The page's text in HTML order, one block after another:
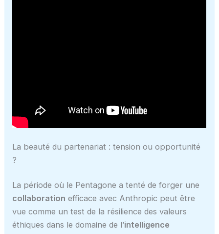
La beauté du partenariat : tension ou opportunité
?
La période où le Pentagone a tenté de forger une
collaboration efficace avec Anthropic peut être
vue comme un test de la résilience des valeurs
éthiques dans le domaine de l’intelligence